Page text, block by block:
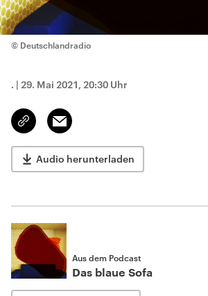
© Deutschlandradio
. | 29. Mai 2021, 20:30 Uhr
Link
kopieren/teilen
Email
Audio herunterladen
Aus dem Podcast
Das blaue Sofa